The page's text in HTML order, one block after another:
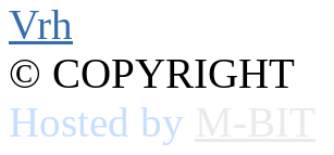
Vrh
© COPYRIGHT
Hosted by